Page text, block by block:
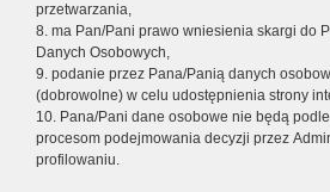
przetwarzania,
8. ma Pan/Pani prawo wniesienia skargi do
Danych Osobowych,
9. podanie przez Pana/Panią danych
(dobrowolne) w celu udostępnienia strony
10. Pana/Pani dane osobowe nie będą
procesom podejmowania decyzji przez
profilowaniu.